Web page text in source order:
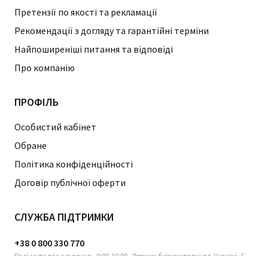
Претензії по якості та рекламації
Рекомендації з догляду та гарантійні терміни
Найпоширеніші питання та відповіді
Про компанію
ПРОФІЛЬ
Особистий кабінет
Обране
Політика конфіденційності
Договір публічної оферти
СЛУЖБА ПІДТРИМКИ
+38 0 800 330 770